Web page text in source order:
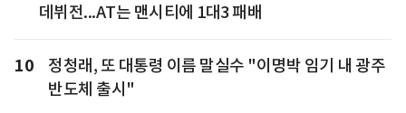
데뷔전...AT는 맨시티에 1대3 패배
10
정청래, 또 대통령 이름 말실수 "이명박 임기 내 광주
반도체 출시"